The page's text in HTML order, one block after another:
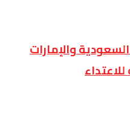
والإمارات